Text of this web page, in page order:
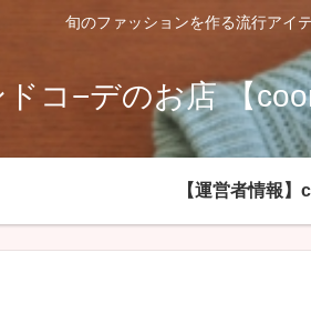
旬のファッションを作る流行アイ
コ−デのお店 【